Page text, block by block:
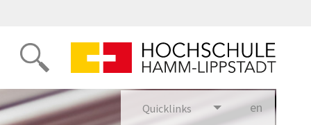
Quicklinks en glish